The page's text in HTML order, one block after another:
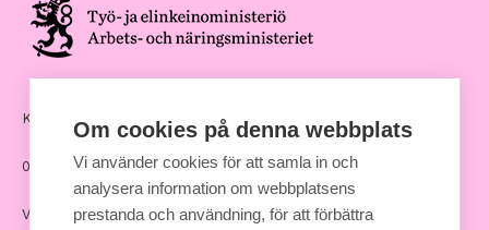
Kommunernas hus, Andra Linjen 14
00530 Helsingfors
Växel: 09 7711
Om cookies på denna webbplats
Vi använder cookies för att samla in och
analysera information om webbplatsens
prestanda och användning, för att förbättra